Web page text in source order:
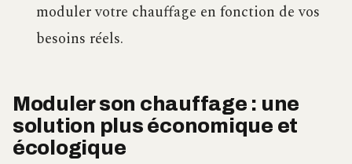
moduler votre chauffage en fonction de vos
besoins réels.
Moduler son chauffage : une
solution plus économique et
écologique